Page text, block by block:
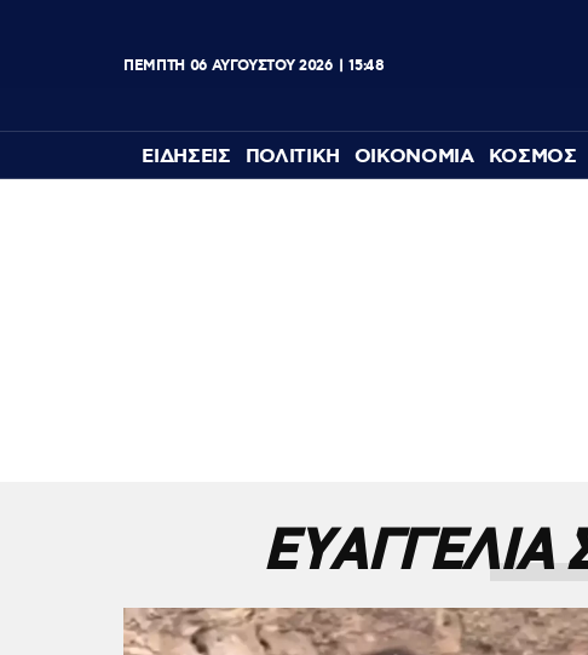
ΠΕΜΠΤΗ 06 ΑΥΓΟΥΣΤΟΥ 2026 15:48
ΕΙΔΗΣΕΙΣ ΠΟΛΙΤΙΚΗ ΟΙΚΟΝΟΜΙΑ ΚΟΣΜΟΣ
ΕΥΑΓΓΕΛΙΑ